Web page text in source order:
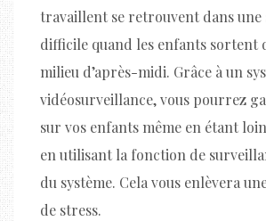
travaillent se retrouvent dans une
difficile quand les enfants sortent
milieu d’après-midi. Grâce à un
vidéosurveillance, vous pourrez
sur vos enfants même en étant
en utilisant la fonction de
du système. Cela vous enlèvera
de stress.